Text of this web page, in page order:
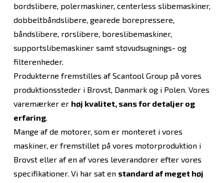
bordslibere, polermaskiner, centerless slibemaskiner,
dobbeltbåndslibere, gearede borepressere,
båndslibere, rørslibere, boreslibemaskiner,
supportslibemaskiner samt støvudsugnings- og
filterenheder.
Produkterne fremstilles af Scantool Group på vores
produktionssteder i Brovst, Danmark og i Polen. Vores
varemærker er høj kvalitet, sans for detaljer og
erfaring.
Mange af de motorer, som er monteret i vores
maskiner, er fremstillet på vores motorproduktion i
Brovst eller af en af vores leverandører efter vores
specifikationer. Vi har sat en standard af meget høj